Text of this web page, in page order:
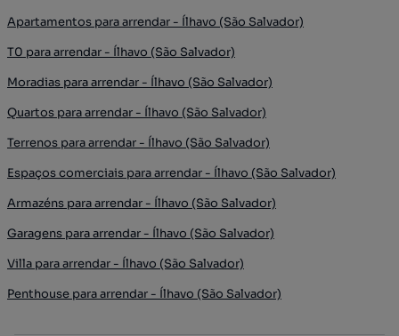
Apartamentos para arrendar - Ílhavo (São Salvador)
T0 para arrendar - Ílhavo (São Salvador)
Moradias para arrendar - Ílhavo (São Salvador)
Quartos para arrendar - Ílhavo (São Salvador)
Terrenos para arrendar - Ílhavo (São Salvador)
Espaços comerciais para arrendar - Ílhavo (São Salvador)
Armazéns para arrendar - Ílhavo (São Salvador)
Garagens para arrendar - Ílhavo (São Salvador)
Villa para arrendar - Ílhavo (São Salvador)
Penthouse para arrendar - Ílhavo (São Salvador)